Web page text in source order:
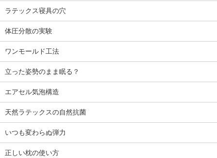
ラテックス寝具の穴
体圧分散の実験
ワンモールド工法
立った姿勢のまま眠る？
エアセル気泡構造
天然ラテックスの自然抗菌
いつも変わらぬ弾力
正しい枕の使い方